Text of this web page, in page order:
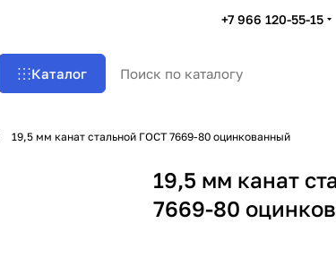
+7 966 120-55-15
Каталог
19,5 мм канат стальной ГОСТ 7669-80 оцинкованный
19,5 мм канат
7669-80